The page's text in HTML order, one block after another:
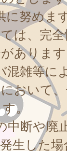
努めま
は、完
ありま
雑等に
おいて
。
断や廃
生した